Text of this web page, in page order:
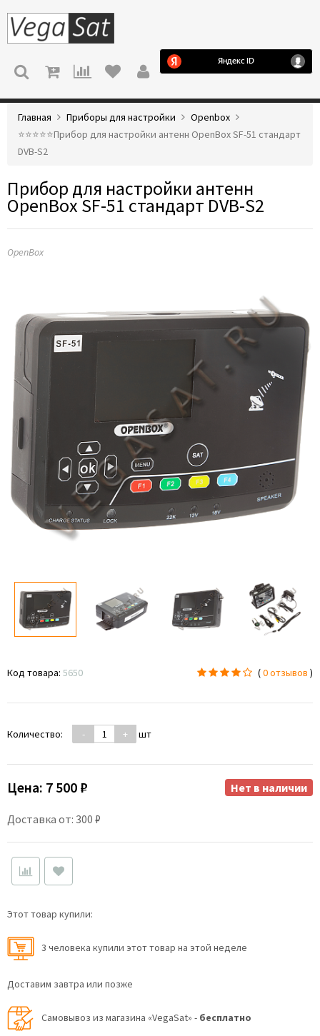
МЕНЮ
Главная Приборы для настройки
Openbox
⭐️⭐️⭐️⭐️⭐️Прибор для настройки антенн OpenBox SF-51 стандарт
DVB-S2
Прибор для настройки антенн
OpenBox SF-51 стандарт DVB-S2
OpenBox
Код товара: 5650 (0 отзывов )
Количество: - + шт
Цена: 7 500 ₽
Доставка от: 300 ₽
Нет в наличии
Этот товар купили:
3 человекa купили этот товар на этой неделе
Доставим завтра или позже
Самовывоз из магазина «VegaSat» - бесплатно